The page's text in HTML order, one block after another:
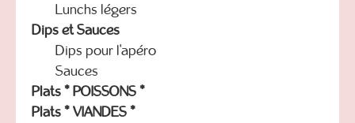
Lunchs légers
Dips et Sauces
Dips pour l'apéro
Sauces
Plats * POISSONS *
Plats * VIANDES *